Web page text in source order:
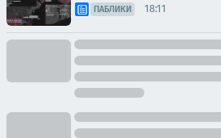
ПАБЛИКИ 18:11